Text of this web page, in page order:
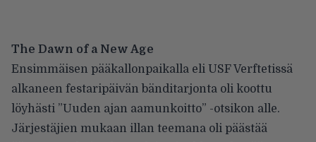
The Dawn of a New Age
Ensimmäisen pääkallonpaikalla eli USF Verftetissä
alkaneen festaripäivän bänditarjonta oli koottu
löyhästi ”Uuden ajan aamunkoitto” -otsikon alle.
Järjestäjien mukaan illan teemana oli päästää